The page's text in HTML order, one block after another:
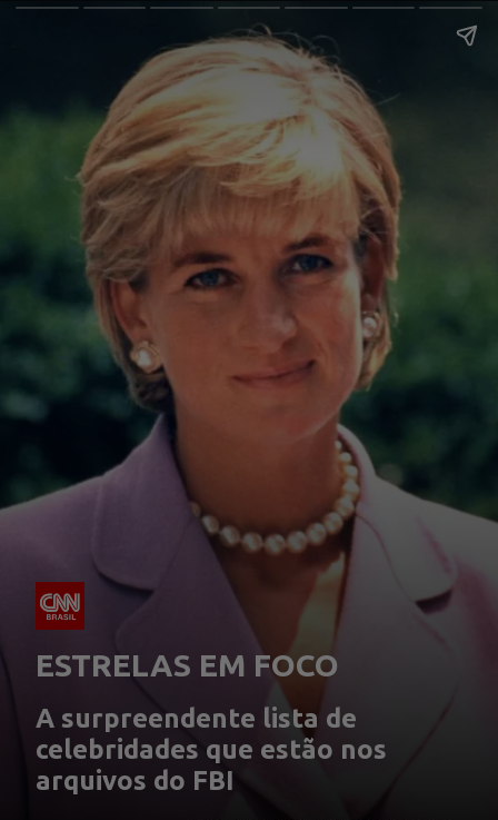
ESTRELAS EM FOCO
A surpreendente lista de
celebridades que estão nos
arquivos do FBI